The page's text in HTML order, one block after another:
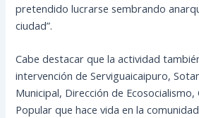
pretendido lucrarse sembrando
ciudad”.
Cabe destacar que la actividad
intervención de Serviguaicaipuro,
Municipal, Dirección de
Popular que hace vida en la